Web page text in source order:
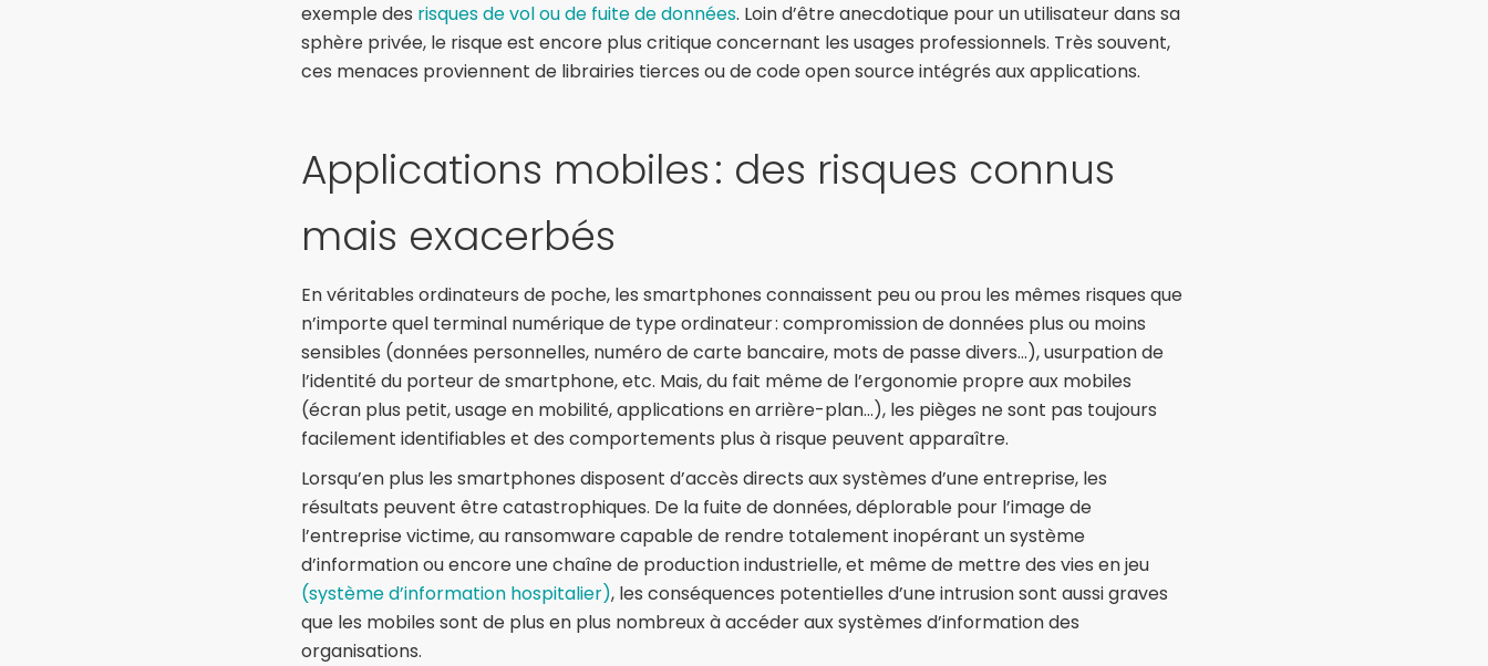
exemple des risques de vol ou de fuite de données. Loin d’être anecdotique pour un utilisateur dans sa
sphère privée, le risque est encore plus critique concernant les usages professionnels. Très souvent,
ces menaces proviennent de librairies tierces ou de code open source intégrés aux applications.
Applications mobiles : des risques connus
mais exacerbés
En véritables ordinateurs de poche, les smartphones connaissent peu ou prou les mêmes risques que
n’importe quel terminal numérique de type ordinateur : compromission de données plus ou moins
sensibles (données personnelles, numéro de carte bancaire, mots de passe divers…), usurpation de
l’identité du porteur de smartphone, etc. Mais, du fait même de l’ergonomie propre aux mobiles
(écran plus petit, usage en mobilité, applications en arrière-plan…), les pièges ne sont pas toujours
facilement identifiables et des comportements plus à risque peuvent apparaître.
Lorsqu’en plus les smartphones disposent d’accès directs aux systèmes d’une entreprise, les
résultats peuvent être catastrophiques. De la fuite de données, déplorable pour l’image de
l’entreprise victime, au ransomware capable de rendre totalement inopérant un système
d’information ou encore une chaîne de production industrielle, et même de mettre des vies en jeu
(système d’information hospitalier), les conséquences potentielles d’une intrusion sont aussi graves
que les mobiles sont de plus en plus nombreux à accéder aux systèmes d’information des
organisations.